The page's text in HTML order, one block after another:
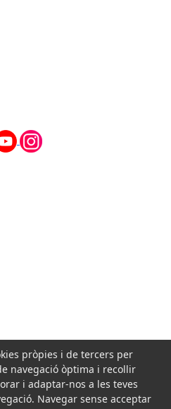
pròpies i de tercers per
navegació òptima i recollir
i adaptar-nos a les teves
Navegar sense acceptar